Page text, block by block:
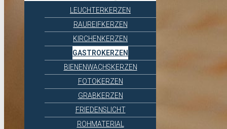
LEUCHTERKERZEN
RAUREIFKERZEN
KIRCHENKERZEN
GASTROKERZEN
BIENENWACHSKERZEN
FOTOKERZEN
GRABKERZEN
FRIEDENSLICHT
ROHMATERIAL